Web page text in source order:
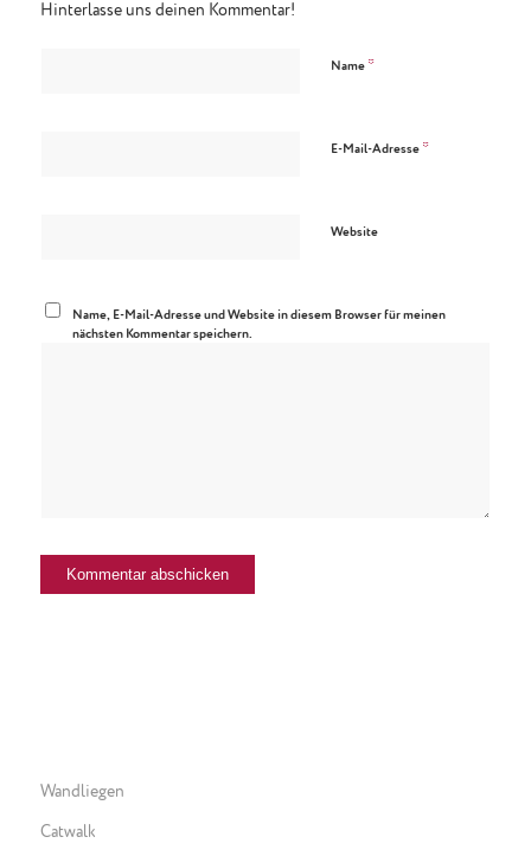
Hinterlasse uns deinen Kommentar!
Name *
E-Mail-Adresse *
Website
Name, E-Mail-Adresse und Website in diesem Browser für meinen
nächsten Kommentar speichern.
Wandliegen
Catwalk